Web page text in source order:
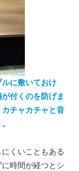
に敷いておけ
付くのを防げま
チャカチャと音
くいこともある
時間が経つとシ